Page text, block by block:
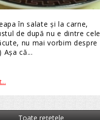
în salate și la carne,
de după nu e dintre cele
nu mai vorbim despre
Așa că...
Toate reţetele